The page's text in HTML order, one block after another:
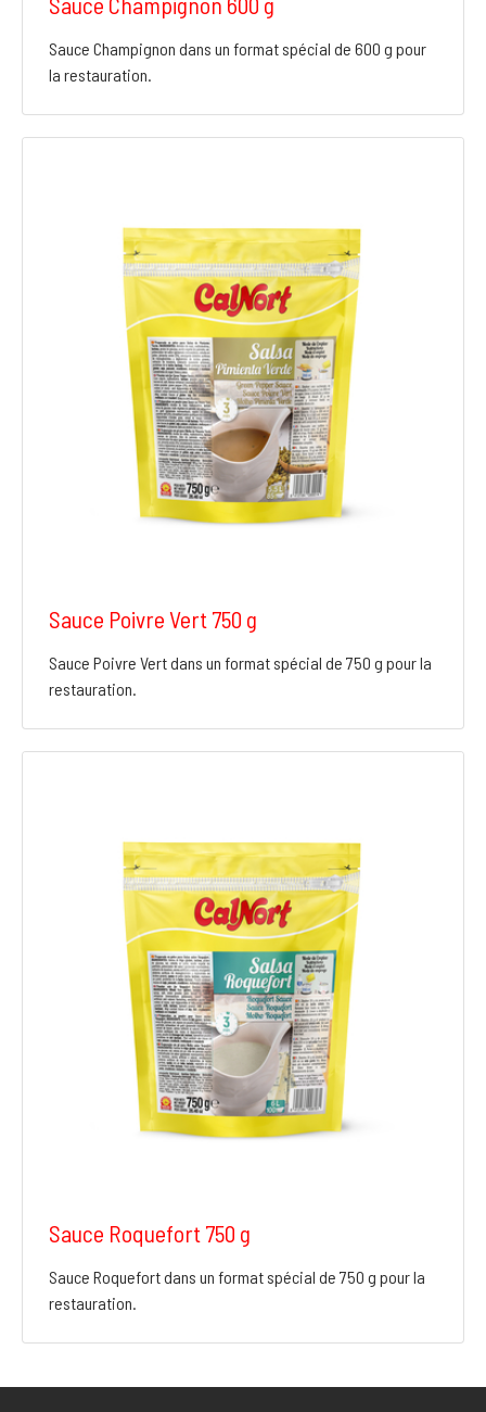
Sauce Champignon dans un format spécial de 600 g pour
la restauration.
Sauce Poivre Vert 750 g
Sauce Poivre Vert dans un format spécial de 750 g pour la
restauration.
Sauce Roquefort 750 g
Sauce Roquefort dans un format spécial de 750 g pour la
restauration.